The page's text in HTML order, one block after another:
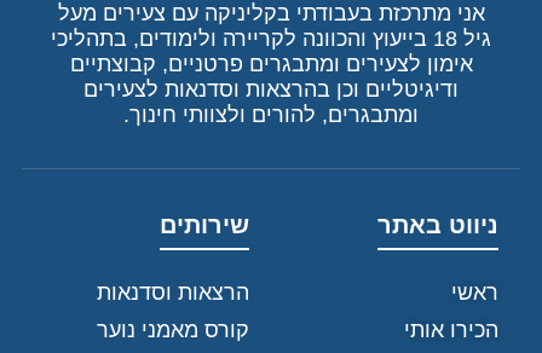
אני מתרכזת בעבודתי בקליניקה עם צעירים מעל
גיל 18 בייעוץ והכוונה לקריירה ולימודים, בתהליכי
אימון לצעירים ומתבגרים פרטניים, קבוצתיים
ודיגיטליים וכן בהרצאות וסדנאות לצעירים
ומתבגרים, להורים ולצוותי חינוך.
ניווט באתר
ראשי
הכירו אותי
שירותים
הרצאות וסדנאות
קורס מאמני נוער